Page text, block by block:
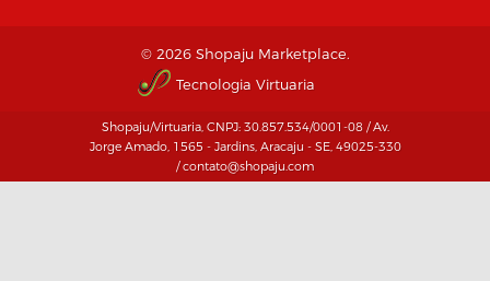
© 2026 Shopaju Marketplace.
Tecnologia Virtuaria
Shopaju/Virtuaria, CNPJ: 30.857.534/0001-08 / Av.
Jorge Amado, 1565 - Jardins, Aracaju - SE, 49025-330
/ contato@shopaju.com